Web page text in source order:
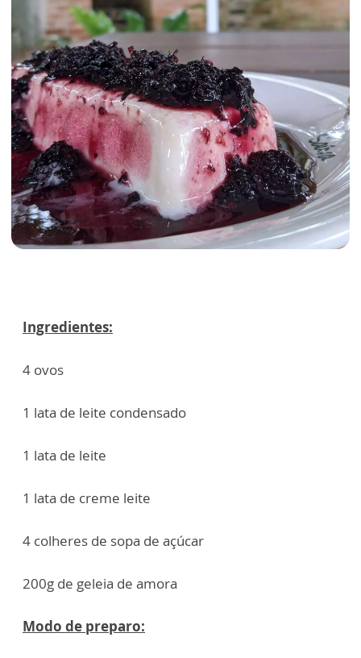
Ingredientes:
4 ovos
1 lata de leite condensado
1 lata de leite
1 lata de creme leite
4 colheres de sopa de açúcar
200g de geleia de amora
Modo de preparo: